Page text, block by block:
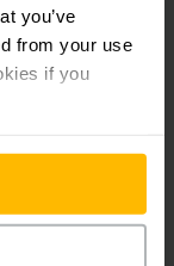
you’ve
from your use
if you
constantes
y ganancias
al finalizar el